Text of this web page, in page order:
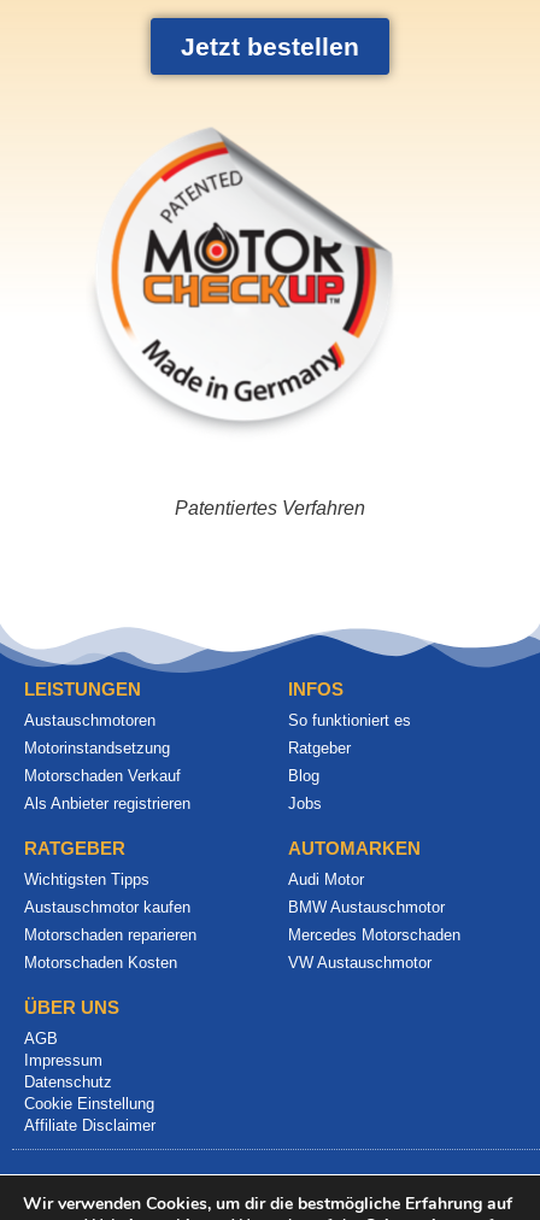
Jetzt bestellen
Patentiertes Verfahren
LEISTUNGEN
Austauschmotoren
Motorinstandsetzung
Motorschaden Verkauf
Als Anbieter registrieren
INFOS
So funktioniert es
Ratgeber
Blog
Jobs
RATGEBER
Wichtigsten Tipps
Austauschmotor kaufen
Motorschaden reparieren
Motorschaden Kosten
AUTOMARKEN
Audi Motor
BMW Austauschmotor
Mercedes Motorschaden
VW Austauschmotor
ÜBER UNS
AGB
Impressum
Datenschutz
Cookie Einstellung
Affiliate Disclaimer
Wir verwenden Cookies, um dir die bestmögliche Erfahrung auf